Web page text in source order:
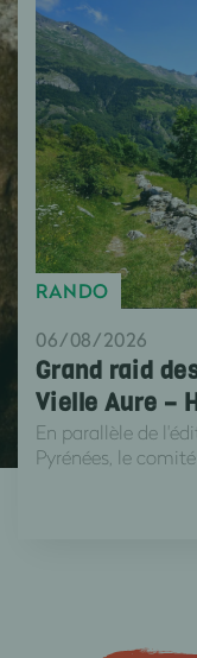
RANDO
06/08/2026
Grand raid
Vielle Aure –
En parallèle de
Pyrénées, le comité